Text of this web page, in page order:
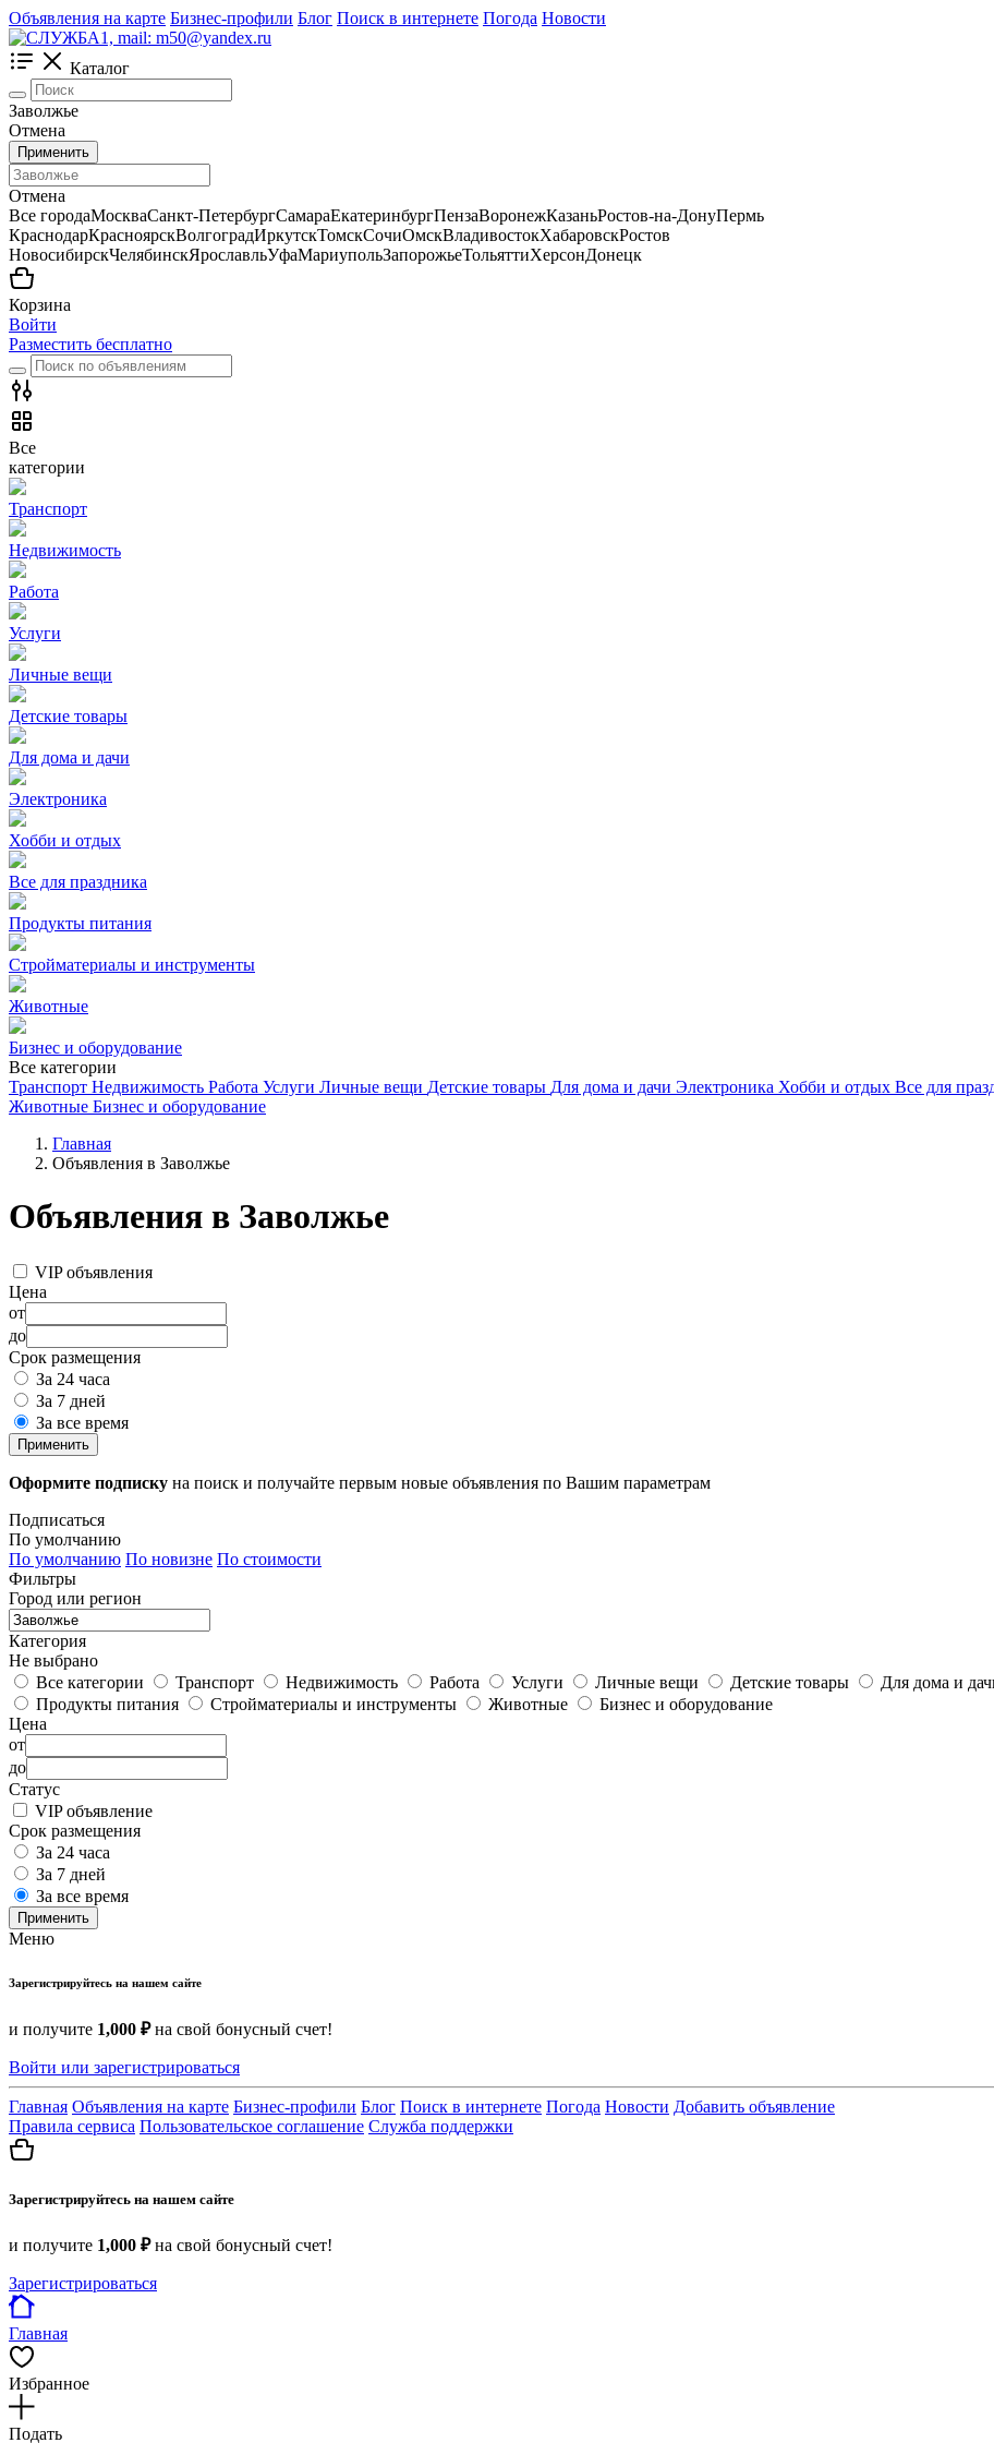
Объявления на карте Бизнес-профили Блог Поиск в интернете Погода Новости
Каталог
Заволжье
Отмена
Применить
Отмена
Все городаМоскваСанкт-ПетербургСамараЕкатеринбургПензаВоронежКазаньРостов-на-ДонуПермь
КраснодарКрасноярскВолгоградИркутскТомскСочиОмскВладивостокХабаровскРостов
НовосибирскЧелябинскЯрославльУфаМариупольЗапорожьеТольяттиХерсонДонецк
Корзина
Войти
Разместить бесплатно
Все
категории
Транспорт
Недвижимость
Работа
Услуги
Личные вещи
Детские товары
Для дома и дачи
Электроника
Хобби и отдых
Все для праздника
Продукты питания
Стройматериалы и инструменты
Животные
Бизнес и оборудование
Все категории
Транспорт Недвижимость Работа Услуги Личные вещи Детские товары Для дома и дачи Электроника Хобби и отдых Все для
Животные Бизнес и оборудование
Главная
Объявления в Заволжье
Объявления в Заволжье
VIP объявления
Цена
от
до
Срок размещения
За 24 часа
За 7 дней
За все время
Применить
Оформите подписку на поиск и получайте первым новые объявления по Вашим параметрам
Подписаться
По умолчанию
По умолчанию По новизне По стоимости
Фильтры
Город или регион
Категория
Не выбрано
Все категории
Транспорт Недвижимость Работа Услуги Личные вещи Детские товары Для дома и
Продукты питания
Стройматериалы и инструменты Животные
Бизнес и оборудование
Цена
от
до
Статус
VIP объявление
Срок размещения
За 24 часа
За 7 дней
За все время
Применить
Меню
Зарегистрируйтесь на нашем сайте
и получите 1,000 ₽на свой бонусный счет!
Войти или зарегистрироваться
Главная Объявления на карте Бизнес-профили Блог Поиск в интернете Погода Новости Добавить объявление
Правила сервиса Пользовательское соглашение Служба поддержки
Зарегистрируйтесь на нашем сайте
и получите 1,000 ₽на свой бонусный счет!
Зарегистрироваться
Главная
Избранное
Подать